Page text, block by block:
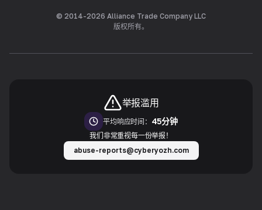
© 2014-2026 Alliance Trade Company LLC
版权所有。
举报滥用
平均响应时间： 45分钟
我们非常重视每一份举报！
abuse-reports@cyberyozh.com